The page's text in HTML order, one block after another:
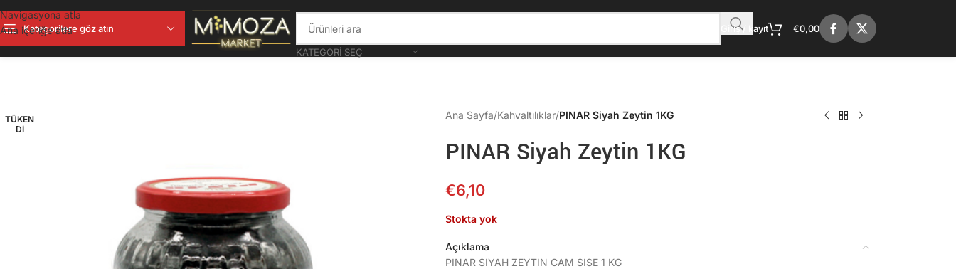
Navigasyona atla
Ana içeriğe atla
Kategorilere göz atın
KATEGORI SEÇ
Giriş / kayıt €0,00
TÜKEN
DI
Ana Sayfa/Kahvaltılıklar/PINAR Siyah Zeytin 1KG
PINAR Siyah Zeytin 1KG
€6,10
Stokta yok
Açıklama
PINAR SIYAH ZEYTIN CAM SISE 1 KG